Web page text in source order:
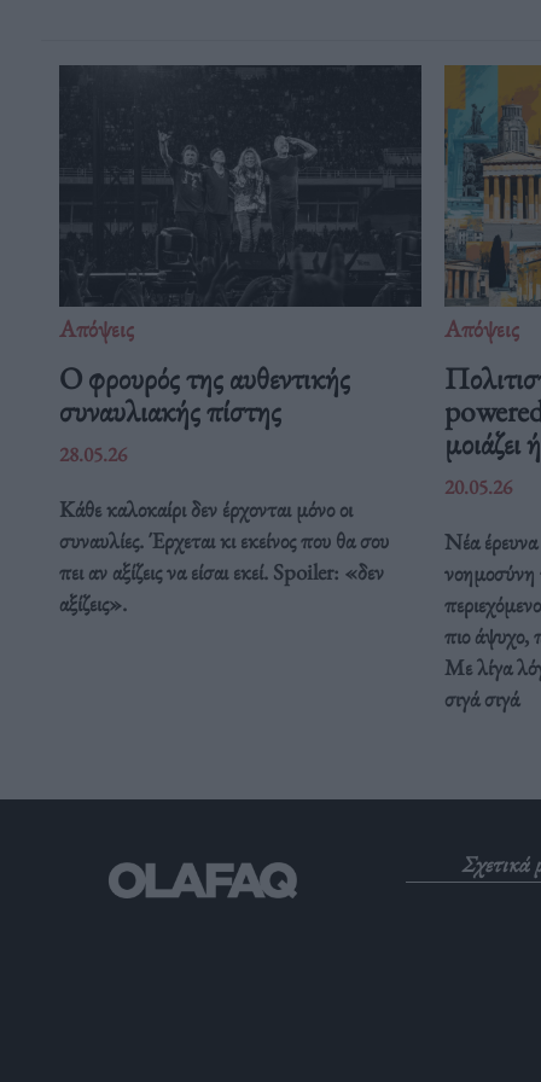
Απόψεις
O φρουρός της αυθεντικής
συναυλιακής πίστης
28.05.26
Κάθε καλοκαίρι δεν έρχονται μόνο οι
συναυλίες. Έρχεται κι εκείνος που θα σου
πει αν αξίζεις να είσαι εκεί. Spoiler: «δεν
αξίζεις».
Απόψεις
μοιάζει
20.05.26
Νέα έρευνα
νοημοσύνη
πιο άψυχο,
Με λίγα
σιγά σιγά
Σχετικά